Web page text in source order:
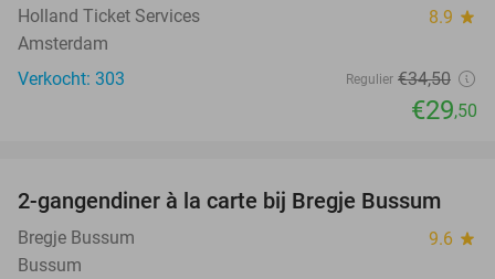
Holland Ticket Services 8.9 star
Amsterdam
Verkocht: 303
Regulier €34,50
€29,50
12%
2-gangendiner à la carte bij Bregje Bussum
Bregje Bussum 9.6 star
Bussum